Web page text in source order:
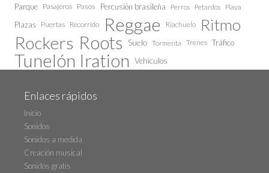
Parque Pasajeros Pasos Percusión brasileña Perros Petardos Playa
Plazas Puertas Recorrido Reggae Riachuelo Ritmo
Rockers Roots Suelo Tormenta Trenes Tráfico
Tunelón Iration Vehículos
Enlaces rápidos
Inicio
Sonidos
Sonidos a medida
Creación musical
Sonidos gratis